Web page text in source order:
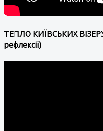
ТЕПЛО КИЇВСЬКИХ
рефлексії)